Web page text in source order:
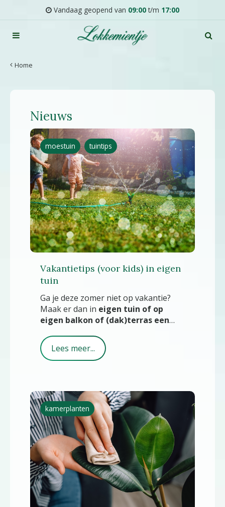
Home
Vandaag geopend van 09:00t/m 17:00
Nieuws
Vakantietips (voor kids) in eigen
tuin
Ga je deze zomer niet op vakantie?
Maak er dan in eigen tuin of op
eigen balkon of (dak)terras een
ook voor de (klein)kinderen.
Lees meer...
moestuin tuintips
kamerplanten